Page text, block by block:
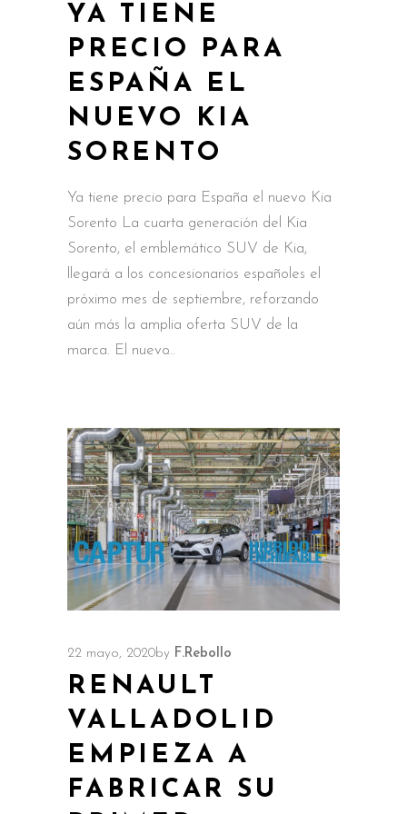
YA TIENE
PRECIO PARA
ESPAÑA EL
NUEVO KIA
SORENTO
Ya tiene precio para España el nuevo Kia
Sorento La cuarta generación del Kia
Sorento, el emblemático SUV de Kia,
llegará a los concesionarios españoles el
próximo mes de septiembre, reforzando
aún más la amplia oferta SUV de la
marca. El nuevo
22 mayo, 2020by F.Rebollo
RENAULT
VALLADOLID
EMPIEZA A
FABRICAR SU